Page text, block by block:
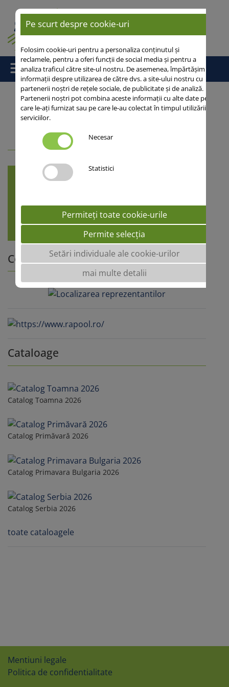
Acasă/Cereale/ Orz toamnă
Cauta varietati
Alege cultura
Arata varietatile
Contacte
Cataloage
Catalog Toamna 2026
Catalog Primăvară 2026
Catalog Primavara Bulgaria 2026
Catalog Serbia 2026
toate cataloagele
Pe scurt despre cookie-uri
Folosim cookie-uri pentru a personaliza conținutul și
reclamele, pentru a oferi funcții de social media și pentru a
analiza traficul către site-ul nostru. De asemenea, împărtășim
informații despre utilizarea de către dvs. a site-ului nostru cu
partenerii noștri de rețele sociale, de publicitate și de analiză.
Partenerii noștri pot combina aceste informații cu alte date pe
care le-ați furnizat sau pe care le-au colectat în timpul utilizării
serviciilor.
Necesar
Statistici
Permiteți toate cookie-urile
Permite selecția
Setări individuale ale cookie-urilor
mai multe detalii
Mentiuni legale
Politica de confidentialitate